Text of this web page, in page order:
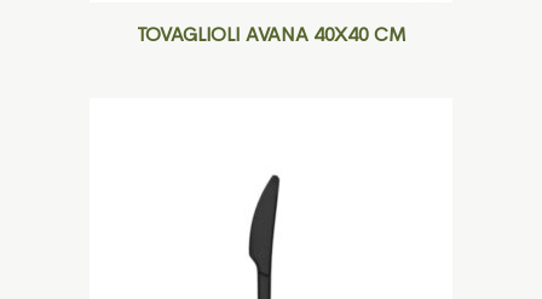
TOVAGLIOLI AVANA 40X40 CM